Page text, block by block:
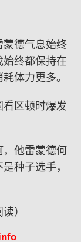
蒙德气息始终
终都保持在
体力更多。
区顿时爆发
他雷蒙德何
种子选手，
）